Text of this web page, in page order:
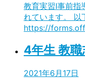
教育実習Ⅰ事前
れています。 以
https://
4年生 教
2021年6月17日